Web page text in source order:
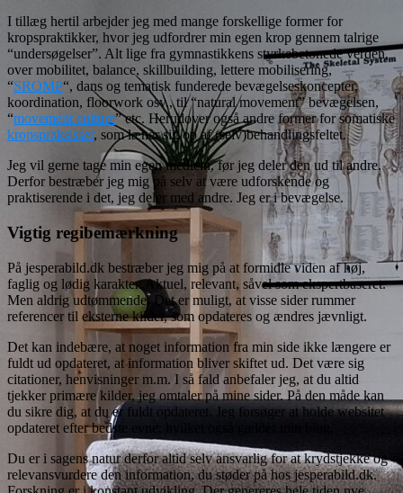
I tillæg hertil arbejder jeg med mange forskellige former for
kropspraktikker, hvor jeg udfordrer min egen krop gennem talrige
“undersøgelser”. Alt lige fra gymnastikkens styrkebetonede verden,
over mobilitet, balance, skillbuilding, lettere mobilisering,
“SROMP“, dans og tematisk funderede bevægelseskoncepter,
koordination, floorwork osv., til “natural movement” bevægelsen,
“movement culture” etc. Herudover også andre former for somatiske
kropspraksisser, som læner sig op af (selv)behandlingsfeltet.
Jeg vil gerne tage min egen medicin, før jeg deler den ud til andre.
Derfor bestræber jeg mig på selv at være udforskende og
praktiserende i det, jeg deler med andre. Jeg er i bevægelse.
Vigtig regibemærkning
På jesperabild.dk bestræber jeg mig på at formidle viden af høj,
faglig og lødig karakter. Aktuel, relevant, såvel som ekspertbaseret.
Men aldrig udtømmende. Det er muligt, at visse sider rummer
referencer til eksterne kilder, som opdateres og ændres jævnligt.
Det kan indebære, at noget information fra min side ikke længere er
fuldt ud opdateret, at information bliver skiftet ud. Det være sig
citationer, henvisninger m.m. I så fald anbefaler jeg, at du altid
tjekker primære kilder, jeg omtaler på mine sider. På den måde kan
du sikre dig, at du er fuldt opdateret. Jeg forsøger at holde websitet
opdateret efter bedste evne, hvilket også gælder min blog.
Du er i sagens natur derfor altid selv ansvarlig for at krydstjekke og
relevansvurdere den information, du støder på hos jesperabild.dk.